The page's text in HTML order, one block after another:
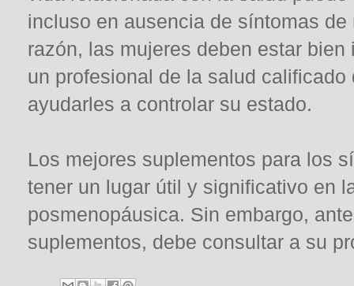
incluso en ausencia de síntomas
razón, las mujeres deben estar
un profesional de la salud
ayudarles a controlar su estado.
Los mejores suplementos para los
tener un lugar útil y significativo en
posmenopáusica. Sin embargo,
suplementos, debe consultar a su